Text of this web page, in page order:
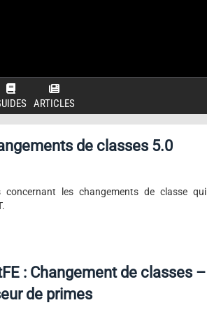
ARTICLES
de classes 5.0
concernant les changements de classe qui
: Changement de classes –
de primes